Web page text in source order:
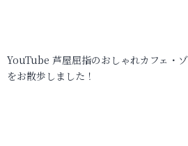
YouTube 芦屋屈指のおしゃれカフェ・
をお散歩しました！